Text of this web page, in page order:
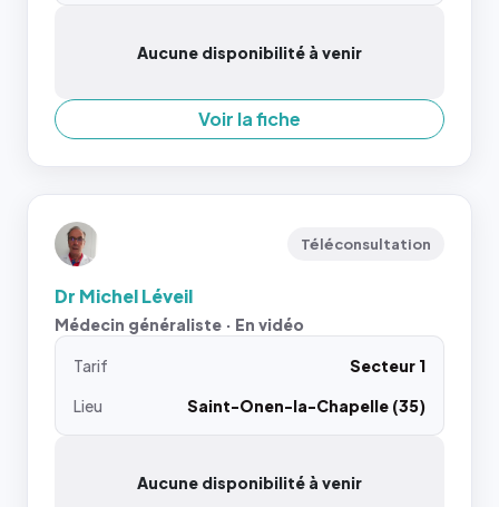
Aucune disponibilité à venir
Voir la fiche
Téléconsultation
Dr Michel Léveil
Médecin généraliste · En vidéo
Tarif
Secteur 1
Lieu
Saint-Onen-la-Chapelle (35)
Aucune disponibilité à venir